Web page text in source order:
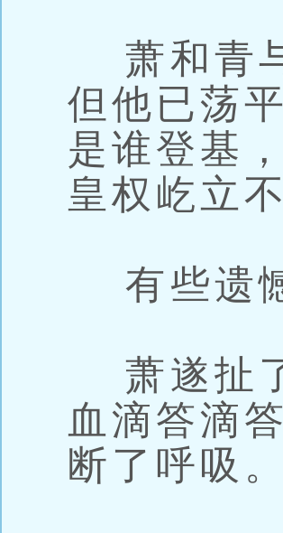
萧和青
但他已荡
是谁登基
皇权屹立
有些遗
萧遂扯
血滴答滴
断了呼吸。